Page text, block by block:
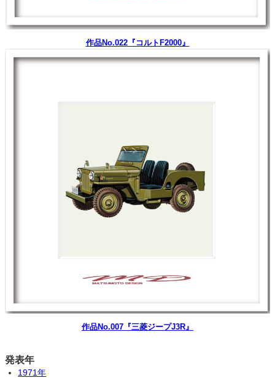
作品No.022『コルトF2000』
作品No.007『三菱ジープJ3R』
発表年
1971年